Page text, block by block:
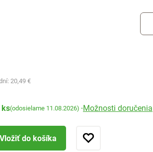
20,49 €
ks(odosielame 11.08.2026) -Možnosti doručenia
Vložiť do košíka